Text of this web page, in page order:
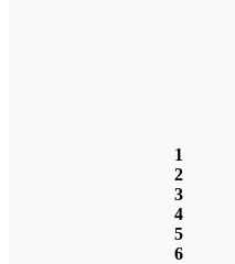
1
2
3
4
5
6